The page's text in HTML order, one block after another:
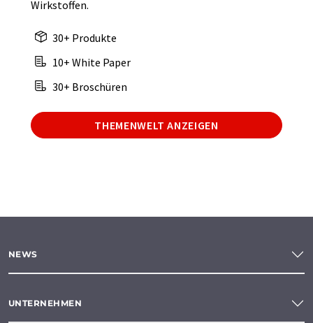
Wirkstoffen.
30+ Produkte
10+ White Paper
30+ Broschüren
THEMENWELT ANZEIGEN
NEWS
UNTERNEHMEN